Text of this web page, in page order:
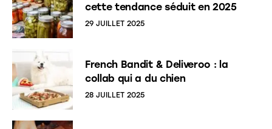
cette tendance séduit en 2025
29 JUILLET 2025
French Bandit & Deliveroo : la
collab qui a du chien
28 JUILLET 2025